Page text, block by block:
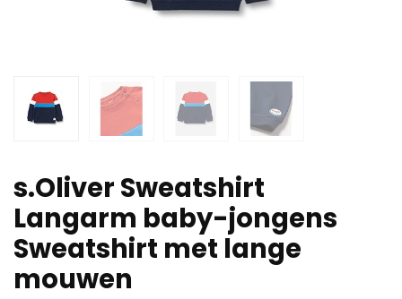
s.Oliver Sweatshirt
Langarm baby-jongens
Sweatshirt met lange
mouwen